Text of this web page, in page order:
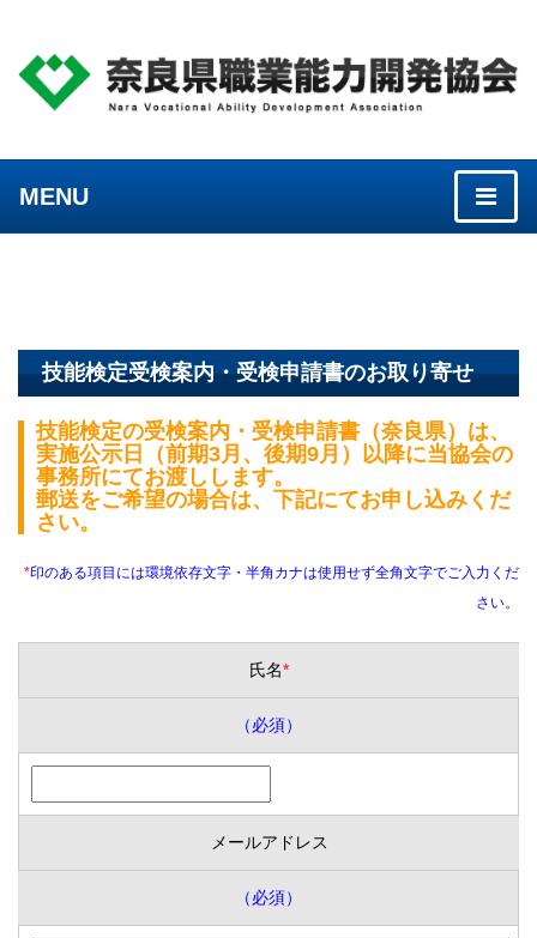
MENU
技能検定受検案内・受検申請書のお取り寄せ
技能検定の受検案内・受検申請書（奈良県）は、
実施公示日（前期3月、後期9月）以降に当協会の
事務所にてお渡しします。
郵送をご希望の場合は、下記にてお申し込みくだ
さい。
*印のある項目には環境依存文字・半角カナは使用せず全角文字でご入力くだ
さい。
氏名*
（必須）
メールアドレス
（必須）